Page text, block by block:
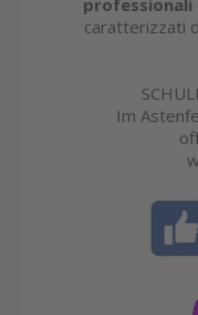
professionali
caratterizzati
Im